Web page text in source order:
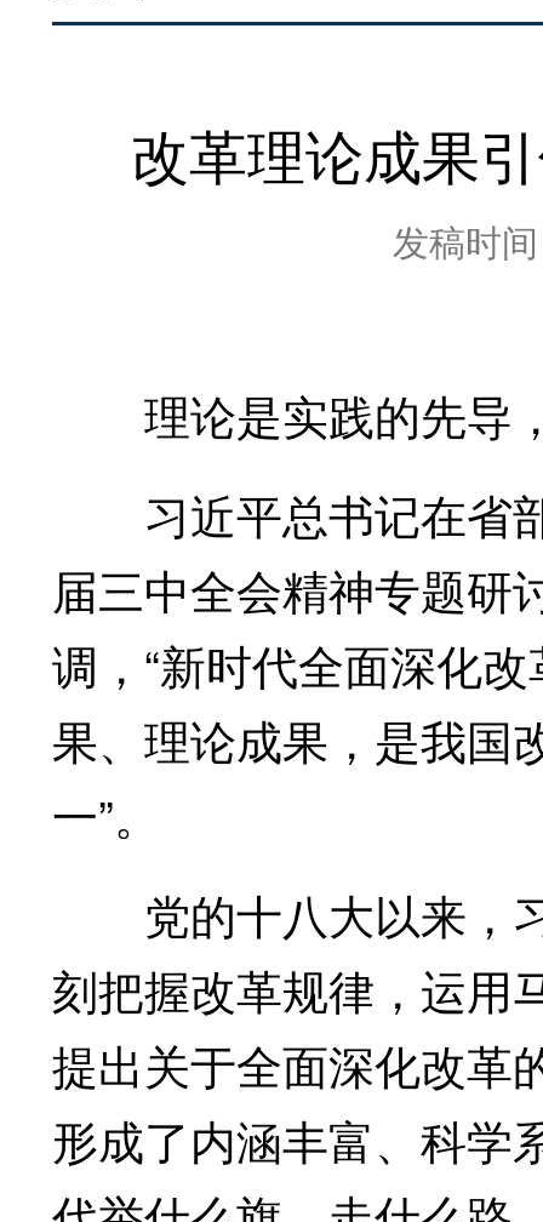
改革理论成果
发稿时
理论是实践的先导
习近平总书记在省
届三中全会精神专题研
调，“新时代全面深化
果、理论成果，是我国
一”。
党的十八大以来，
刻把握改革规律，运用
提出关于全面深化改革
形成了内涵丰富、科学